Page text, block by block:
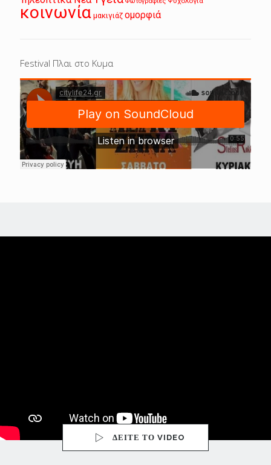
κοινωνία μακιγιάζ ομορφιά
Festival Πλαι στο Κυμα
ΔΕΙΤΕ ΤΟ VIDEO